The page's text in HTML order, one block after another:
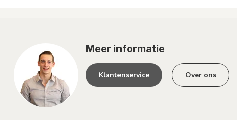
Meer informatie
Klantenservice Over ons